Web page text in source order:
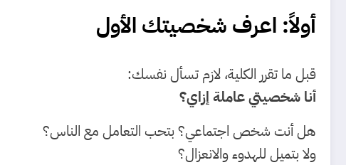
أولاً: اعرف شخصيتك الأول
قبل ما تقرر الكلية، لازم تسأل نفسك:
أنا شخصيتي عاملة إزاي؟
هل أنت شخص اجتماعي؟ بتحب التعامل مع الناس؟
ولا بتميل للهدوء والانعزال؟